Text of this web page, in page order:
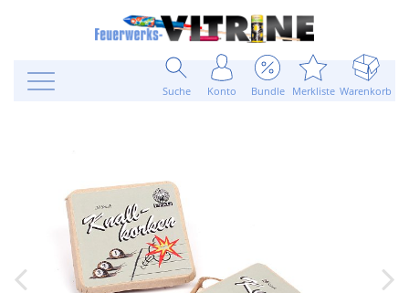
Suche Konto Bundle Merkliste Warenkorb